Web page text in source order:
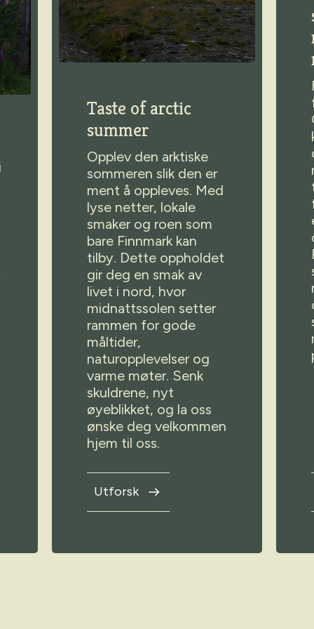
Taste of arctic
summer
Opplev den arktiske
sommeren slik den er
ment å oppleves. Med
lyse netter, lokale
smaker og roen som
bare Finnmark kan
tilby. Dette oppholdet
gir deg en smak av
livet i nord, hvor
midnattssolen setter
rammen for gode
måltider,
naturopplevelser og
varme møter. Senk
skuldrene, nyt
øyeblikket, og la oss
ønske deg velkommen
hjem til oss.
Utforsk